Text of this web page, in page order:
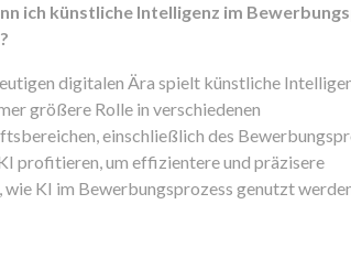
ich künstliche Intelligenz im
digitalen Ära spielt künstliche
größere Rolle in verschiedenen
einschließlich des
profitieren, um effizientere und präzisere
KI im Bewerbungsprozess genutzt